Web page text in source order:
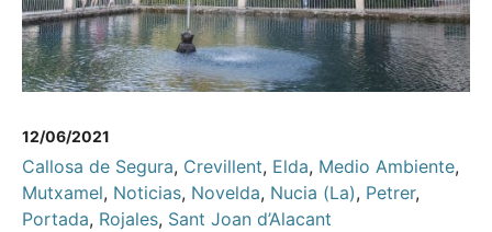
12/06/2021
Callosa de Segura, Crevillent, Elda, Medio Ambiente,
Mutxamel, Noticias, Novelda, Nucia (La), Petrer,
Portada, Rojales, Sant Joan d’Alacant